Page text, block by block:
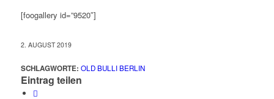
[foogallery id=”9520″]
2. AUGUST 2019
SCHLAGWORTE: OLD BULLI BERLIN
Eintrag teilen